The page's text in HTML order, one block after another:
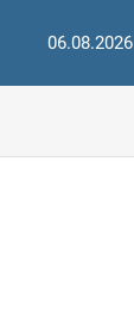
06.08.2026